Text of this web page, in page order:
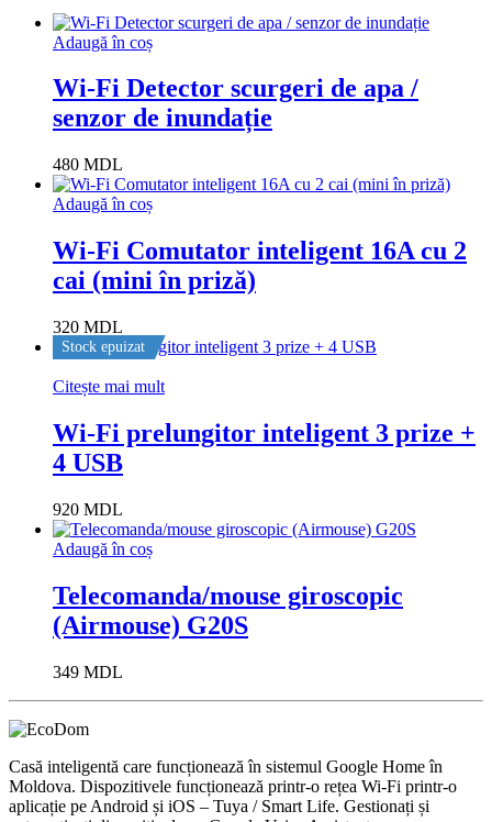
Adaugă în coș
Wi-Fi Detector scurgeri de apa /
senzor de inundație
480 MDL
Adaugă în coș
Wi-Fi Comutator inteligent 16A cu 2
cai (mini în priză)
320 MDL
Stock epuizat
Citește mai mult
Wi-Fi prelungitor inteligent 3 prize +
4 USB
920 MDL
Adaugă în coș
Telecomanda/mouse giroscopic
(Airmouse) G20S
349 MDL
Casă inteligentă care funcționează în sistemul Google Home în
Moldova. Dispozitivele funcționează printr-o rețea Wi-Fi printr-o
aplicație pe Android și iOS – Tuya / Smart Life. Gestionați și